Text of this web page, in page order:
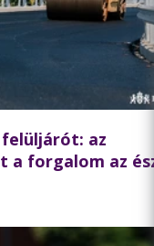
az
a forgalom az